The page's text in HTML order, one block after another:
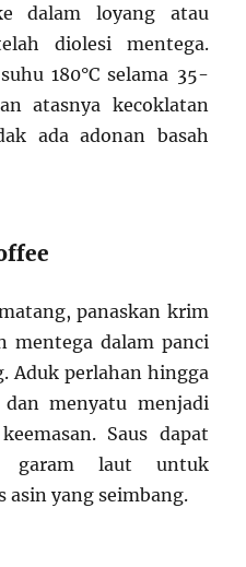
dalam loyang atau
diolesi mentega.
180°C selama 35-
atasnya kecoklatan
ada adonan basah
panaskan krim
mentega dalam panci
Aduk perlahan hingga
menyatu menjadi
Saus dapat
garam laut untuk
asin yang seimbang.